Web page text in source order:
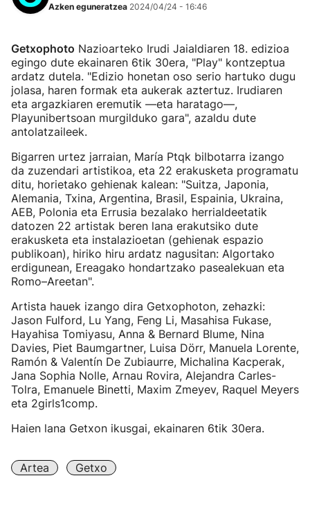
Azken eguneratzea 2024/04/24 - 16:46
Getxophoto Nazioarteko Irudi Jaialdiaren 18. edizioa
egingo dute ekainaren 6tik 30era, "Play" kontzeptua
ardatz dutela. "Edizio honetan oso serio hartuko dugu
jolasa, haren formak eta aukerak aztertuz. Irudiaren
eta argazkiaren eremutik —eta haratago—,
Playunibertsoan murgilduko gara", azaldu dute
antolatzaileek.
Bigarren urtez jarraian, María Ptqk bilbotarra izango
da zuzendari artistikoa, eta 22 erakusketa programatu
ditu, horietako gehienak kalean: "Suitza, Japonia,
Alemania, Txina, Argentina, Brasil, Espainia, Ukraina,
AEB, Polonia eta Errusia bezalako herrialdeetatik
datozen 22 artistak beren lana erakutsiko dute
erakusketa eta instalazioetan (gehienak espazio
publikoan), hiriko hiru ardatz nagusitan: Algortako
erdigunean, Ereagako hondartzako pasealekuan eta
Romo–Areetan".
Artista hauek izango dira Getxophoton, zehazki:
Jason Fulford, Lu Yang, Feng Li, Masahisa Fukase,
Hayahisa Tomiyasu, Anna & Bernard Blume, Nina
Davies, Piet Baumgartner, Luisa Dörr, Manuela Lorente,
Ramón & Valentín De Zubiaurre, Michalina Kacperak,
Jana Sophia Nolle, Arnau Rovira, Alejandra Carles-
Tolra, Emanuele Binetti, Maxim Zmeyev, Raquel Meyers
eta 2girls1comp.
Haien lana Getxon ikusgai, ekainaren 6tik 30era.
Artea Getxo